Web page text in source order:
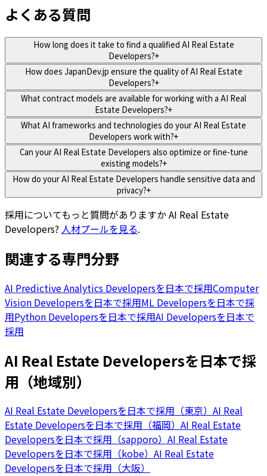
よくある質問
How long does it take to find a qualified AI Real Estate
Developers?+
How does JapanDev.jp ensure the quality of AI Real Estate
Developers?+
What contract models are available for working with a AI Real
Estate Developers?+
What AI frameworks and technologies do your AI Real Estate
Developers work with?+
Can your AI Real Estate Developers also optimize or fine-tune
existing models?+
How do your AI Real Estate Developers handle sensitive data and
privacy?+
採用についてもっと質問がありますかAI Real Estate
Developers? 人材プールを見る.
関連する専門分野
AI Predictive Analytics Developersを日本で採用Computer
Vision Developersを日本で採用ML Developersを日本で採
用Python Developersを日本で採用AI Developersを日本で
採用
AI Real Estate Developersを日本で採
用（地域別）
AI Real Estate Developersを日本で採用（東京） AI Real
Estate Developersを日本で採用（福岡） AI Real Estate
Developersを日本で採用（sapporo） AI Real Estate
Developersを日本で採用（kobe） AI Real Estate
Developersを日本で採用（大阪）